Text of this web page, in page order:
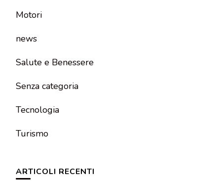
Motori
news
Salute e Benessere
Senza categoria
Tecnologia
Turismo
ARTICOLI RECENTI